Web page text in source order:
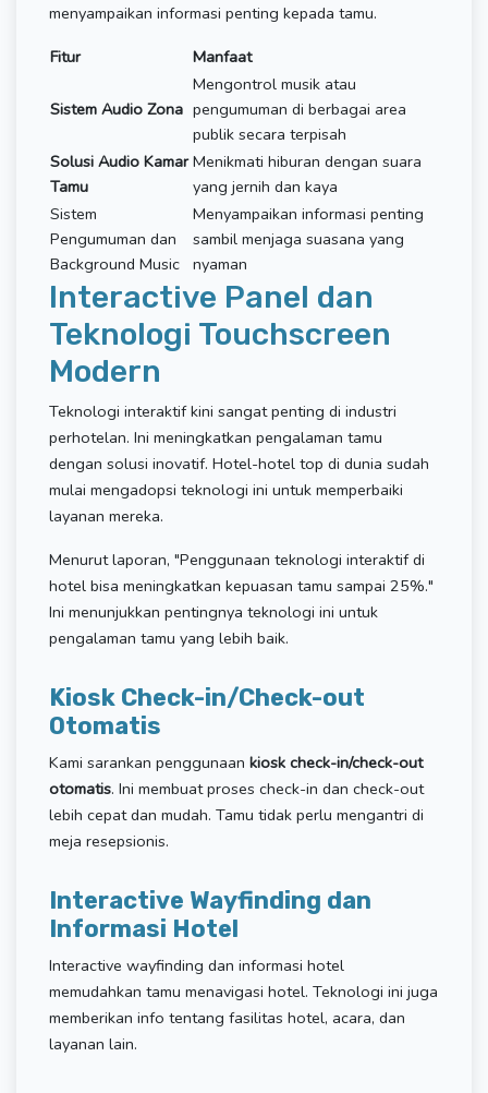
menyampaikan informasi penting kepada tamu.
Fitur
Manfaat
Sistem Audio Zona
Mengontrol musik atau
pengumuman di berbagai area
publik secara terpisah
Solusi Audio Kamar
Tamu
Menikmati hiburan dengan suara
yang jernih dan kaya
Sistem
Pengumuman dan
Background Music
Menyampaikan informasi penting
sambil menjaga suasana yang
nyaman
Interactive Panel dan
Teknologi Touchscreen
Modern
Teknologi interaktif kini sangat penting di industri
perhotelan. Ini meningkatkan pengalaman tamu
dengan solusi inovatif. Hotel-hotel top di dunia sudah
mulai mengadopsi teknologi ini untuk memperbaiki
layanan mereka.
Menurut laporan, "Penggunaan teknologi interaktif di
hotel bisa meningkatkan kepuasan tamu sampai 25%."
Ini menunjukkan pentingnya teknologi ini untuk
pengalaman tamu yang lebih baik.
Kiosk Check-in/Check-out
Otomatis
Kami sarankan penggunaan kiosk check-in/check-out
otomatis. Ini membuat proses check-in dan check-out
lebih cepat dan mudah. Tamu tidak perlu mengantri di
meja resepsionis.
Interactive Wayfinding dan
Informasi Hotel
Interactive wayfinding dan informasi hotel
memudahkan tamu menavigasi hotel. Teknologi ini juga
memberikan info tentang fasilitas hotel, acara, dan
layanan lain.